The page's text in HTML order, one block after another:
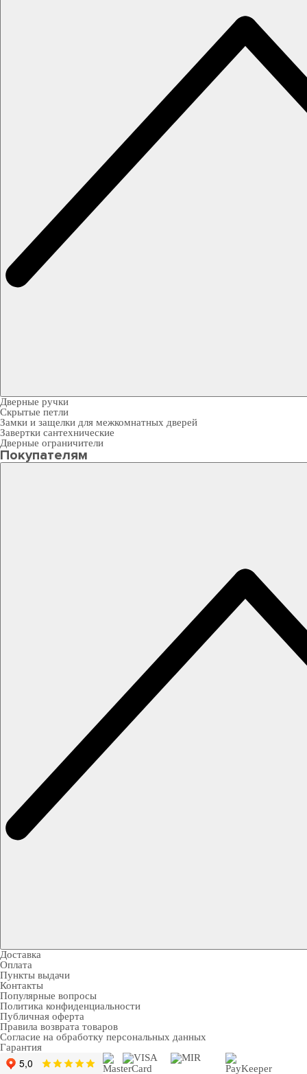
Дверные ручки
Скрытые петли
Замки и защелки для межкомнатных дверей
Завертки сантехнические
Дверные ограничители
Покупателям
Доставка
Оплата
Пункты выдачи
Контакты
Популярные вопросы
Политика конфиденциальности
Публичная оферта
Правила возврата товаров
Согласие на обработку персональных данных
Гарантия